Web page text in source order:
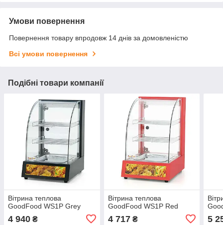
Умови повернення
Повернення товару впродовж 14 днів за домовленістю
Всі умови повернення
Подібні товари компанії
Вітрина теплова
GoodFood WS1P Grey
4 940 ₴
Вітрина теплова
GoodFood WS1P Red
4 717₴ 5